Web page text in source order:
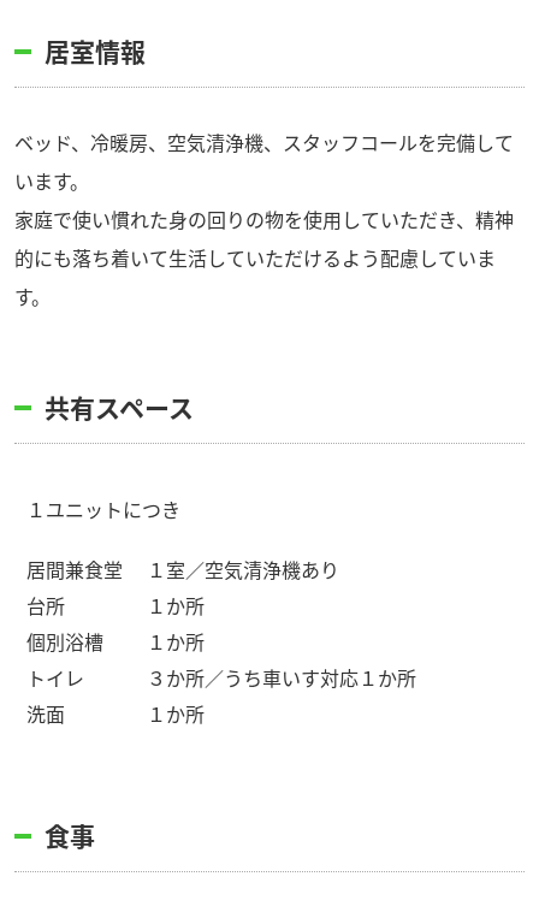
居室情報
ベッド、冷暖房、空気清浄機、スタッフコールを完備して
います。
家庭で使い慣れた身の回りの物を使用していただき、精神
的にも落ち着いて生活していただけるよう配慮していま
す。
共有スペース
１ユニットにつき
居間兼食堂
台所
個別浴槽
トイレ
洗面
１室／空気清浄機あり
１か所
１か所
３か所／うち車いす対応１か所
１か所
食事